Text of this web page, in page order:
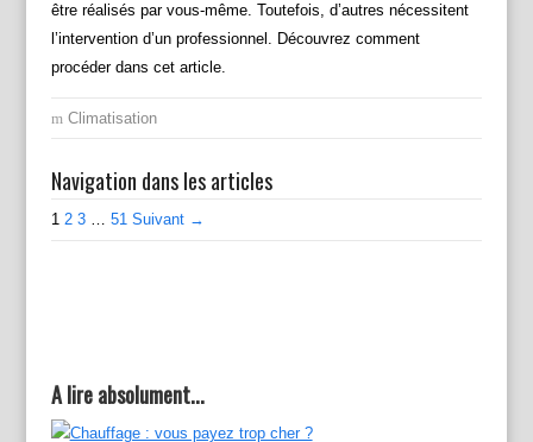
être réalisés par vous-même. Toutefois, d’autres nécessitent
l’intervention d’un professionnel. Découvrez comment
procéder dans cet article.
Climatisation
Navigation dans les articles
1 2 3 … 51 Suivant →
A lire absolument...